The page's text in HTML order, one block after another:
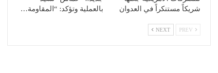
شريكاً مستنكراً في العدوان
بالعملية وتؤكد: “المقاومة…
NEXT